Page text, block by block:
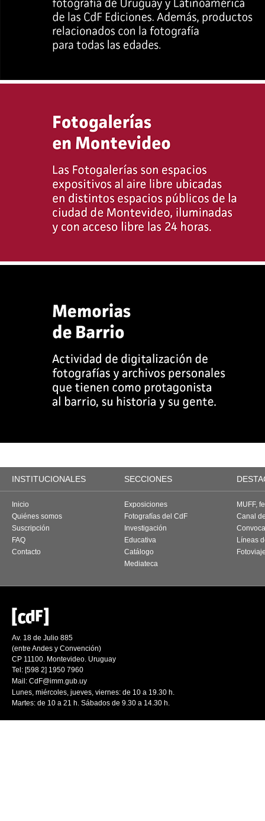
INSTITUCIONALES SECCIONES
Inicio
Quiénes somos
Suscripción
FAQ
Contacto
Exposiciones
Fotografías del CdF
Investigación
Educativa
Catálogo
Mediateca
MUFF,
Canal
Líneas
Av. 18 de Julio 885
(entre Andes y Convención)
CP 11100. Montevideo. Uruguay
Tel: [598 2] 1950 7960
Mail: CdF@imm.gub.uy
Lunes, miércoles, jueves, viernes: de 10 a 19.30 h.
Martes: de 10 a 21 h. Sábados de 9.30 a 14.30 h.